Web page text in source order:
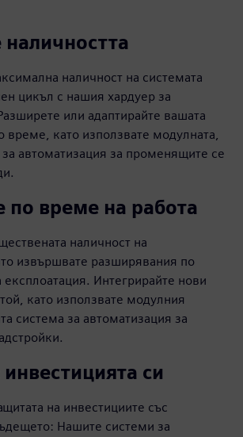
наличност на системата
цикъл с нашия хардуер за
или адаптирайте вашата
време, като използвате модулната,
автоматизация за променящите се
по време на работа
наличност на
извършвате разширявания по
Интегрирайте нови
като използвате модулния
система за автоматизация за
си
на инвестициите със
Нашите системи за